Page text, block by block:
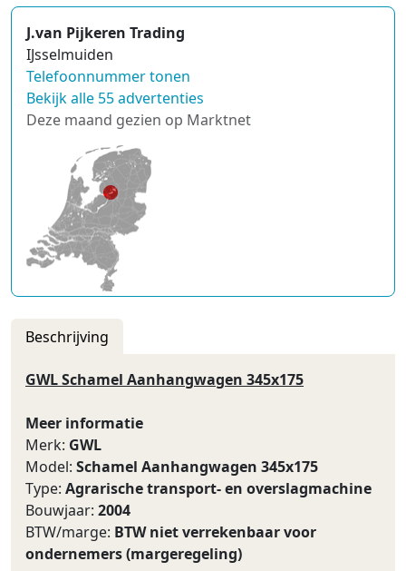
J.van Pijkeren Trading
IJsselmuiden
Telefoonnummer tonen
Bekijk alle 55 advertenties
Deze maand gezien op Marktnet
Beschrijving
GWL Schamel Aanhangwagen 345x175
Meer informatie
Merk: GWL
Model: Schamel Aanhangwagen 345x175
Type: Agrarische transport- en overslagmachine
Bouwjaar: 2004
BTW/marge: BTW niet verrekenbaar voor
ondernemers (margeregeling)